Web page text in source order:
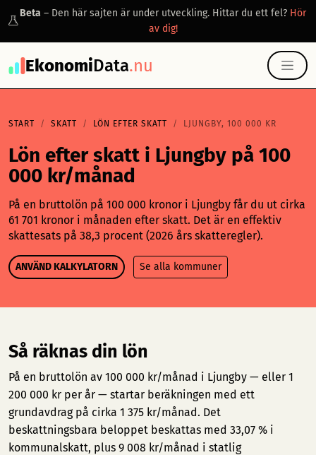
Beta – Den här sajten är under utveckling. Hittar du ett fel? Hör
av dig!
EkonomiData.nu
START SKATT LÖN EFTER SKATT LJUNGBY, 100 000 KR
Lön efter skatt i Ljungby på 100
000 kr/månad
På en bruttolön på 100 000 kronor i Ljungby får du ut cirka
61 701 kronor i månaden efter skatt. Det är en effektiv
skattesats på 38,3 procent (2026 års skatteregler).
ANVÄND KALKYLATORN Se alla kommuner
Så räknas din lön
På en bruttolön av 100 000 kr/månad i Ljungby — eller 1
200 000 kr per år — startar beräkningen med ett
grundavdrag på cirka 1 375 kr/månad. Det
beskattningsbara beloppet beskattas med 33,07 % i
kommunalskatt, plus 9 008 kr/månad i statlig